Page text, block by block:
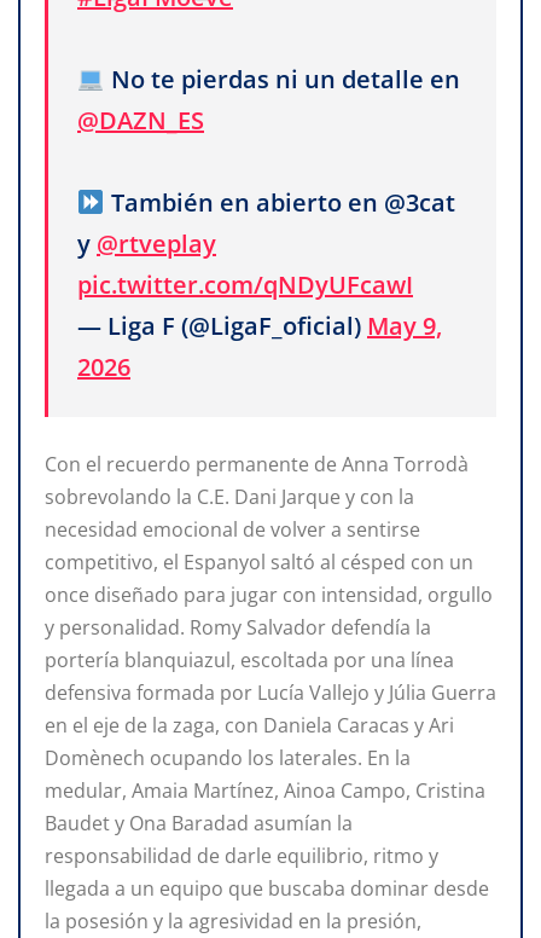
No te pierdas ni un detalle en
@DAZN_ES
También en abierto en @3cat
y @rtveplay
pic.twitter.com/qNDyUFcawI
— Liga F (@LigaF_oficial) May 9,
2026
Con el recuerdo permanente de Anna Torrodà
sobrevolando la C.E. Dani Jarque y con la
necesidad emocional de volver a sentirse
competitivo, el Espanyol saltó al césped con un
once diseñado para jugar con intensidad, orgullo
y personalidad. Romy Salvador defendía la
portería blanquiazul, escoltada por una línea
defensiva formada por Lucía Vallejo y Júlia Guerra
en el eje de la zaga, con Daniela Caracas y Ari
Domènech ocupando los laterales. En la
medular, Amaia Martínez, Ainoa Campo, Cristina
Baudet y Ona Baradad asumían la
responsabilidad de darle equilibrio, ritmo y
llegada a un equipo que buscaba dominar desde
la posesión y la agresividad en la presión,